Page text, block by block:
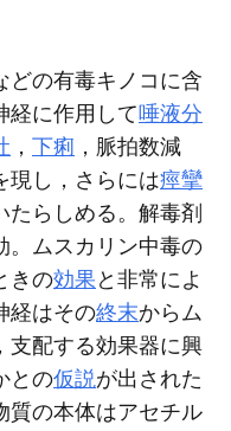
どの有毒キノコに含
経に作用して唾液分
， 下痢 ，脈拍数減
現し，さらには痙攣
たらしめる。解毒剤
。ムスカリン中毒の
きの効果 と非常によ
経はその終末からム
支配する効果器に興
との仮説が出された
質の本体はアセチル